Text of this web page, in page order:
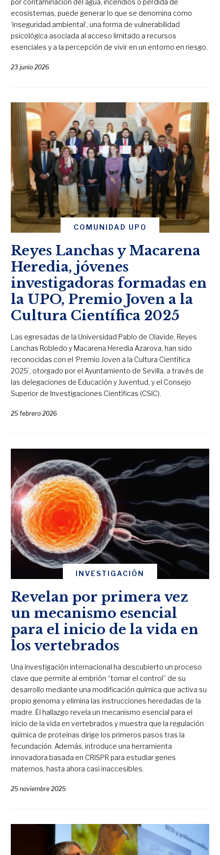
ecosistemas, puede generar lo que se denomina como
‘inseguridad ambiental’, una forma de vulnerabilidad
psicológica asociada al acceso limitado a recursos
esenciales y a la percepción de vivir en un entorno en riesgo.
23 junio 2026
COMUNIDAD UPO
Reyes Lanchas y Macarena
Heredia, jóvenes
investigadoras formadas en
la UPO, Premio Joven a la
Cultura Científica 2025
Las egresadas de la Universidad Pablo de Olavide, Reyes
Lanchas Robledo y Macarena Heredia Azarova, han sido
reconocidas con el ‘Premio Joven a la Cultura Científica
2025’, otorgado por el Ayuntamiento de Sevilla, a través de
las delegaciones de Educación y Juventud, y el Consejo
Superior de Investigaciones Científicas (CSIC).
25 febrero 2026
INVESTIGACIÓN
Revelan por primera vez
un mecanismo esencial
para el inicio de la vida en
los vertebrados
Una investigación internacional ha descubierto un proceso
clave que permite al embrión “tomar el control” de su
desarrollo mediante una modificación química que activa su
propio genoma y elimina las instrucciones heredadas de la
madre. El hallazgo revela un mecanismo esencial para el
inicio de la vida en vertebrados y muestra que la regulación
química de proteínas dirige los primeros pasos tras la
fecundación. Además, introduce una herramienta
innovadora basada en CRISPR para estudiar genes
maternos, hasta ahora casi inaccesibles.
25 noviembre 2025